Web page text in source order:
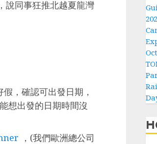
說同事狂推北越夏龍灣
，確認可出發日期，
想出發的日期時間沒
，(我們歐洲總公司